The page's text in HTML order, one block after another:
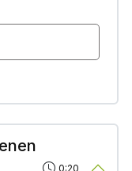
0:20